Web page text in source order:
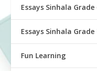
Essays Sinhala Grade
Essays Sinhala Grade
Fun Learning